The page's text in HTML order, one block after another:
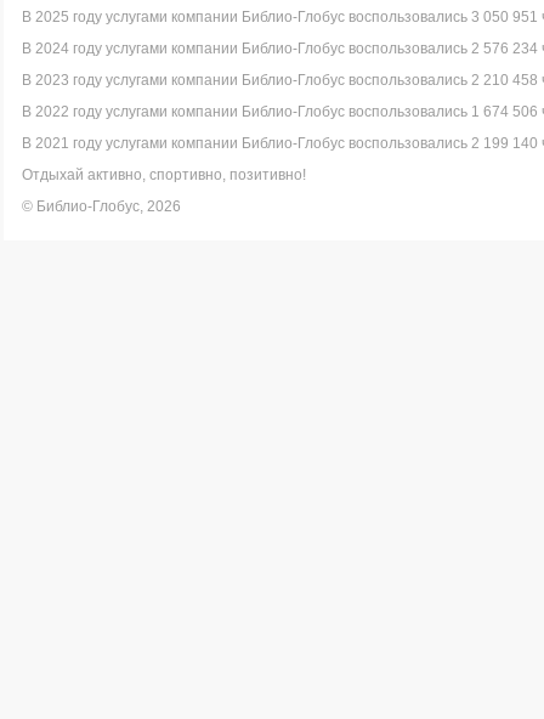
В 2025 году услугами компании Библио-Глобус воспользовались 3 050 951
В 2024 году услугами компании Библио-Глобус воспользовались 2 576 234
В 2023 году услугами компании Библио-Глобус воспользовались 2 210 458
В 2022 году услугами компании Библио-Глобус воспользовались 1 674 506
В 2021 году услугами компании Библио-Глобус воспользовались 2 199 140
Отдыхай активно, спортивно, позитивно!
© Библио-Глобус, 2026